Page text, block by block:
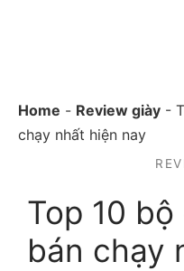
Home - Review giày -
chạy nhất hiện nay
Top 10
bán chạy